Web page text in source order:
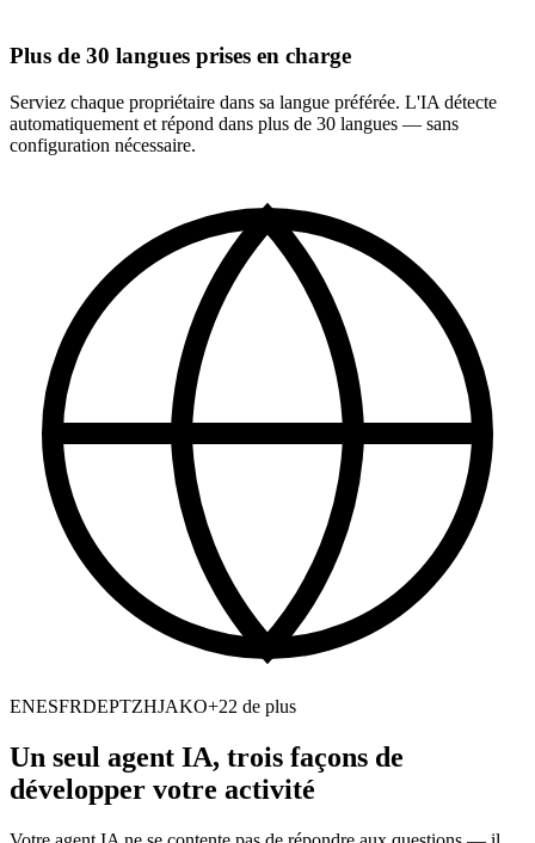
Plus de 30 langues prises en charge
Serviez chaque propriétaire dans sa langue préférée. L'IA détecte
automatiquement et répond dans plus de 30 langues — sans
configuration nécessaire.
ENESFRDEPTZHJAKO+22 de plus
Un seul agent IA, trois façons de
développer votre activité